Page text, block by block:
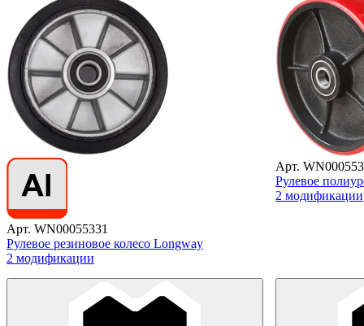
Арт. WN00055331
Рулевое резиновое колесо Longway
2 модификации
Арт.
Рулевое
2 модификации